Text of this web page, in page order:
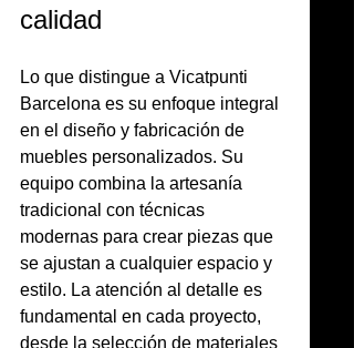
calidad
Lo que distingue a Vicatpunti
Barcelona es su enfoque integral
en el diseño y fabricación de
muebles personalizados. Su
equipo combina la artesanía
tradicional con técnicas
modernas para crear piezas que
se ajustan a cualquier espacio y
estilo. La atención al detalle es
fundamental en cada proyecto,
desde la selección de materiales